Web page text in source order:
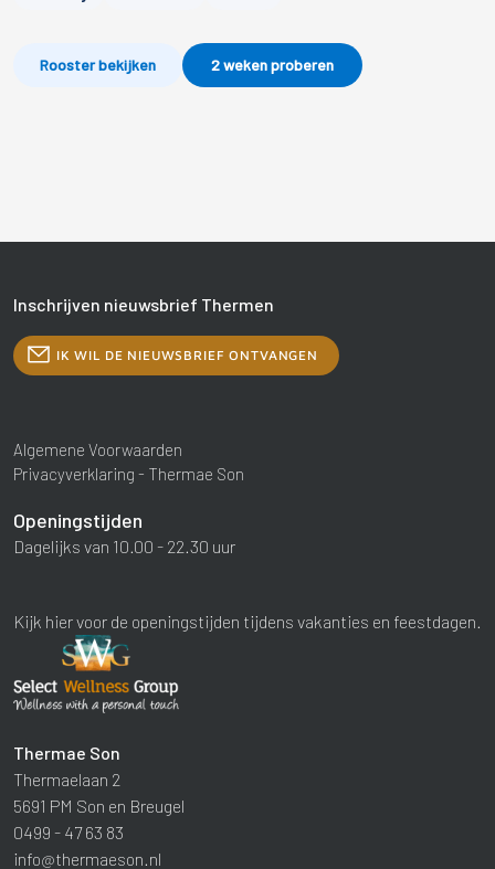
Rooster bekijken 2 weken proberen
Inschrijven nieuwsbrief Thermen
IK WIL DE NIEUWSBRIEF ONTVANGEN
Algemene Voorwaarden
Privacyverklaring - Thermae Son
Openingstijden
Dagelijks van 10.00 - 22.30 uur
Kijk hier voor de openingstijden tijdens vakanties en feestdagen.
Thermae Son
Thermaelaan 2
5691 PM Son en Breugel
0499 - 47 63 83
info@thermaeson.nl